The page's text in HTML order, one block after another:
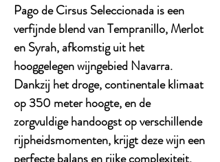
Pago de Cirsus Seleccionada is een
verfijnde blend van Tempranillo, Merlot
en Syrah, afkomstig uit het
hooggelegen wijngebied Navarra.
Dankzij het droge, continentale klimaat
op 350 meter hoogte, en de
zorgvuldige handoogst op verschillende
rijpheidsmomenten, krijgt deze wijn een